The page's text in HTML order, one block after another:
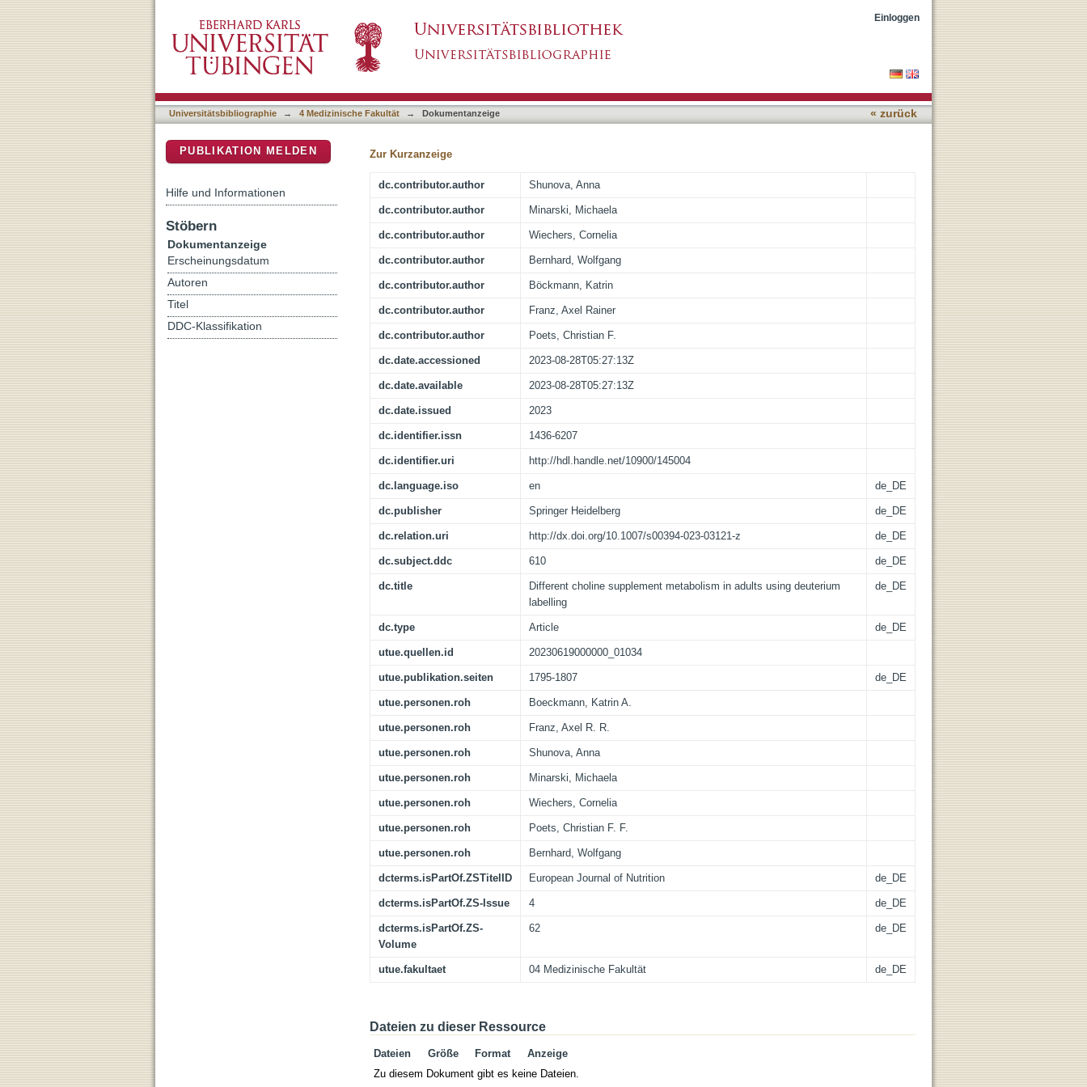
Einloggen
Universitätsbibliographie → 4 Medizinische Fakultät → Dokumentanzeige « zurück
Zur Kurzanzeige
dc.contributor.author Shunova, Anna
dc.contributor.author Minarski, Michaela
dc.contributor.author Wiechers, Cornelia
dc.contributor.author Bernhard, Wolfgang
dc.contributor.author Böckmann, Katrin
dc.contributor.author Franz, Axel Rainer
dc.contributor.author Poets, Christian F.
dc.date.accessioned 2023-08-28T05:27:13Z
dc.date.available 2023-08-28T05:27:13Z
dc.date.issued 2023
dc.identifier.issn 1436-6207
dc.identifier.uri http://hdl.handle.net/10900/145004
dc.language.iso en de_DE
dc.publisher Springer Heidelberg de_DE
dc.relation.uri http://dx.doi.org/10.1007/s00394-023-03121-z de_DE
dc.subject.ddc 610 de_DE
dc.title
Different choline supplement metabolism in adults using deuterium
labelling
de_DE
dc.type Article de_DE
utue.quellen.id 20230619000000_01034
utue.publikation.seiten 1795-1807 de_DE
utue.personen.roh Boeckmann, Katrin A.
utue.personen.roh Franz, Axel R. R.
utue.personen.roh Shunova, Anna
utue.personen.roh Minarski, Michaela
utue.personen.roh Wiechers, Cornelia
utue.personen.roh Poets, Christian F. F.
utue.personen.roh Bernhard, Wolfgang
dcterms.isPartOf.ZSTitelID European Journal of Nutrition de_DE
dcterms.isPartOf.ZS-Issue 4 de_DE
dcterms.isPartOf.ZS-
Volume
62 de_DE
utue.fakultaet 04 Medizinische Fakultät de_DE
Dateien zu dieser Ressource
Dateien Größe Format
Anzeige
Zu diesem Dokument gibt es keine Dateien.
PUBLIKATION MELDEN
Hilfe und Informationen
Stöbern
Dokumentanzeige
Erscheinungsdatum
Autoren
Titel
DDC-Klassifikation